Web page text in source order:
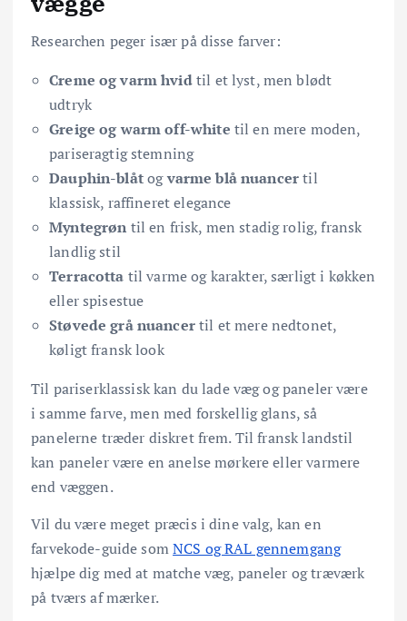
Researchen peger især på disse farver:
Creme og varm hvidtil et lyst, men blødt
udtryk
Greige og warm off-white til en mere moden,
pariseragtig stemning
Dauphin-blåtogvarme blå nuancertil
klassisk, raffineret elegance
Myntegrøn til en frisk, men stadig rolig, fransk
landlig stil
Terracotta til varme og karakter, særligt i køkken
eller spisestue
Støvede grå nuancertil et mere nedtonet,
køligt fransk look
Til pariserklassisk kan du lade væg og paneler være
i samme farve, men med forskellig glans, så
panelerne træder diskret frem. Til fransk landstil
kan paneler være en anelse mørkere eller varmere
end væggen.
Vil du være meget præcis i dine valg, kan en
farvekode-guide somNCS og RAL gennemgang
hjælpe dig med at matche væg, paneler og træværk
på tværs af mærker.